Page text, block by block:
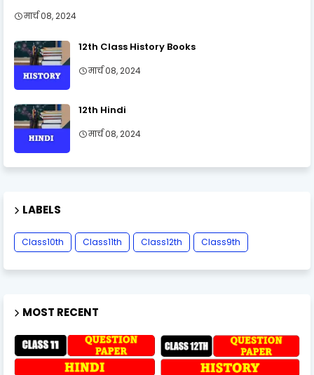
मार्च 08, 2024
12th Class History Books
मार्च 08, 2024
12th Hindi
मार्च 08, 2024
LABELS
Class10th Class11th Class12th Class9th
MOST RECENT